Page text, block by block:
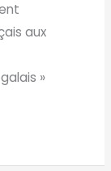
aux
»